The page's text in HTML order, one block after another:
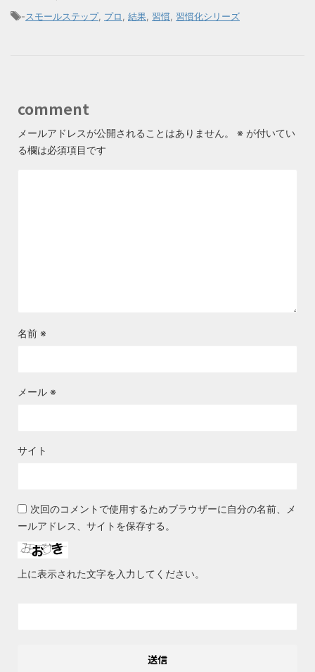
-スモールステップ, プロ 結果 習慣 習慣化シリーズ
comment
メールアドレスが公開されることはありません。 ※ が付いてい
る欄は必須項目です
名前 ※
メール ※
サイト
次回のコメントで使用するためブラウザーに自分の名前、メ
ールアドレス、サイトを保存する。
上に表示された文字を入力してください。